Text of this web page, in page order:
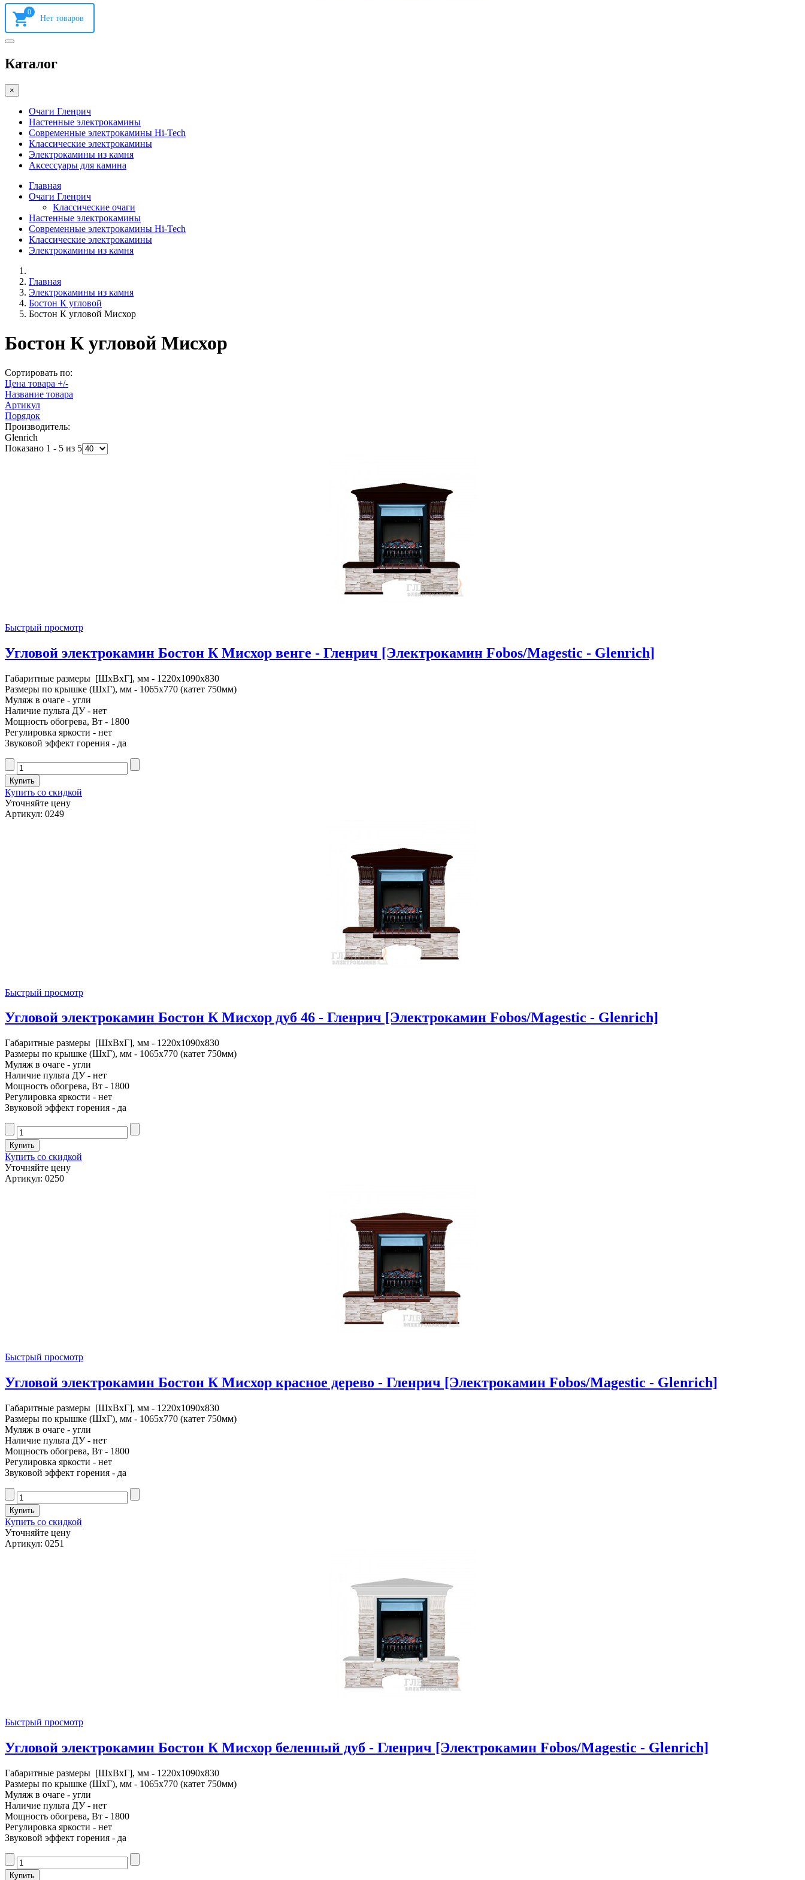
0
Каталог
×
Очаги Гленрич
Настенные электрокамины
Современные электрокамины Hi-Tech
Классические электрокамины
Электрокамины из камня
Аксессуары для камина
Главная
Очаги Гленрич
Классические очаги
Настенные электрокамины
Современные электрокамины Hi-Tech
Классические электрокамины
Электрокамины из камня
Главная
Электрокамины из камня
Бостон К угловой
Бостон К угловой Мисхор
Бостон К угловой Мисхор
Сортировать по:
Цена товара +/-
Название товара
Артикул
Порядок
Производитель:
Glenrich
Показано 1 - 5 из 5
Быстрый просмотр
Угловой электрокамин Бостон К Мисхор венге - Гленрич [Электрокамин Fobos/Magestic - Glenrich]
Габаритные размеры [ШxВxГ], мм - 1220x1090x830
Размеры по крышке (ШxГ), мм - 1065x770 (катет 750мм)
Муляж в очаге - угли
Наличие пульта ДУ - нет
Мощность обогрева, Вт - 1800
Регулировка яркости - нет
Звуковой эффект горения - да
Купить со скидкой
Уточняйте цену
Артикул: 0249
Быстрый просмотр
Угловой электрокамин Бостон К Мисхор дуб 46 - Гленрич [Электрокамин Fobos/Magestic - Glenrich]
Габаритные размеры [ШxВxГ], мм - 1220x1090x830
Размеры по крышке (ШxГ), мм - 1065x770 (катет 750мм)
Муляж в очаге - угли
Наличие пульта ДУ - нет
Мощность обогрева, Вт - 1800
Регулировка яркости - нет
Звуковой эффект горения - да
Купить со скидкой
Уточняйте цену
Артикул: 0250
Быстрый просмотр
Угловой электрокамин Бостон К Мисхор красное дерево - Гленрич [Электрокамин Fobos/Magestic - Glenrich]
Габаритные размеры [ШxВxГ], мм - 1220x1090x830
Размеры по крышке (ШxГ), мм - 1065x770 (катет 750мм)
Муляж в очаге - угли
Наличие пульта ДУ - нет
Мощность обогрева, Вт - 1800
Регулировка яркости - нет
Звуковой эффект горения - да
Купить со скидкой
Уточняйте цену
Артикул: 0251
Быстрый просмотр
Угловой электрокамин Бостон К Мисхор беленный дуб - Гленрич [Электрокамин Fobos/Magestic - Glenrich]
Габаритные размеры [ШxВxГ], мм - 1220x1090x830
Размеры по крышке (ШxГ), мм - 1065x770 (катет 750мм)
Муляж в очаге - угли
Наличие пульта ДУ - нет
Мощность обогрева, Вт - 1800
Регулировка яркости - нет
Звуковой эффект горения - да